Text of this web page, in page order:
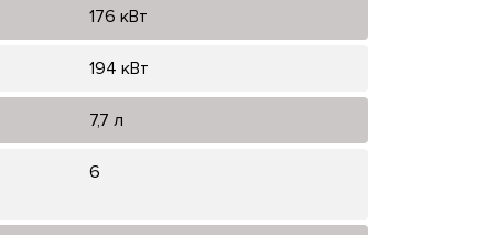
176 кВт
194 кВт
7,7 л
6